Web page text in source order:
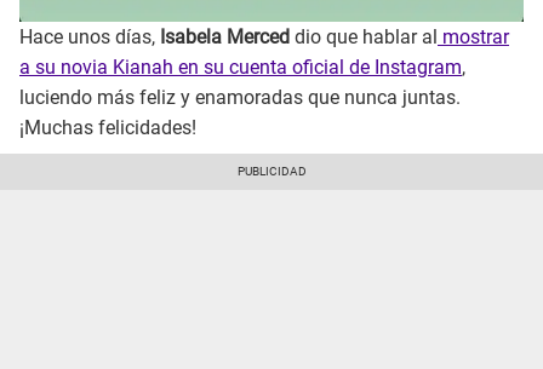
Hace unos días, Isabela Merced dio que hablar al mostrar
a su novia Kianah en su cuenta oficial de Instagram,
luciendo más feliz y enamoradas que nunca juntas.
¡Muchas felicidades!